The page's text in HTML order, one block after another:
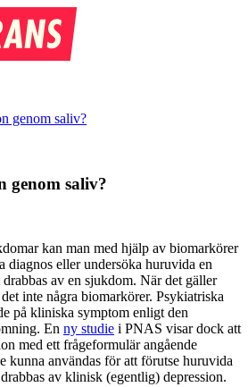
genom saliv?
genom saliv?
kan man med hjälp av biomarkörer
diagnos eller undersöka huruvida en
av en sjukdom. När det gäller
inte några biomarkörer. Psykiatriska
på kliniska symptom enligt den
En ny studie i PNAS visar dock att
med ett frågeformulär angående
kunna användas för att förutse huruvida
av klinisk (egentlig) depression.